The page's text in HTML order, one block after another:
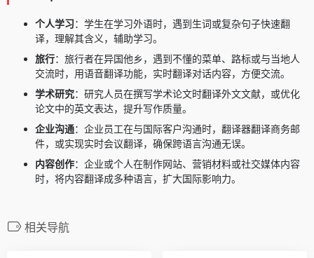
个人学习：学生在学习外语时，遇到生词或复杂句子快速翻
译，理解其含义，辅助学习。
旅行：旅行者在异国他乡，遇到不懂的菜单、路标或与当地人
交流时，用语音翻译功能，实时翻译对话内容，方便交流。
学术研究：研究人员在撰写学术论文时翻译外文文献，或优化
论文中的英文表达，提升写作质量。
企业沟通：企业员工在与国际客户沟通时，翻译器翻译商务邮
件，或实现实时会议翻译，确保跨语言沟通无误。
内容创作：企业或个人在制作网站、营销材料或社交媒体内容
时，将内容翻译成多种语言，扩大国际影响力。
相关导航